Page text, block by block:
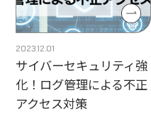
2023.12.01
サイバーセキュリティ強
化！ログ管理による不正
アクセス対策